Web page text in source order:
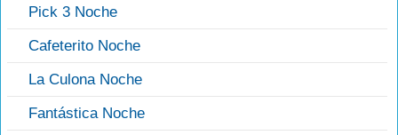
Pick 3 Noche
Cafeterito Noche
La Culona Noche
Fantástica Noche